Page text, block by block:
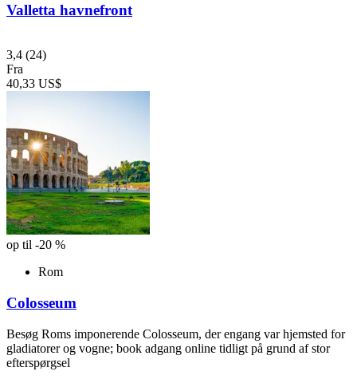
Valletta havnefront
3,4 (24)
Fra
40,33 US$
op til -20 %
Rom
Colosseum
Besøg Roms imponerende Colosseum, der engang var hjemsted for
gladiatorer og vogne; book adgang online tidligt på grund af stor
efterspørgsel